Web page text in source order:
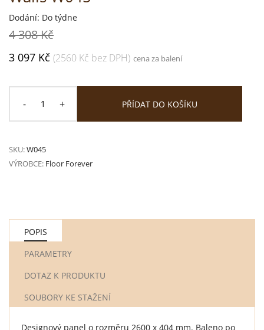
Dodání: Do týdne
4 308 Kč
3 097 Kč (2560 Kč bez DPH) cena za balení
- + PŘÍDAT DO KOŠÍKU
SKU:W045
VÝROBCE: Floor Forever
POPIS
PARAMETRY
DOTAZ K PRODUKTU
SOUBORY KE STAŽENÍ
Designový panel o rozměru 2600 x 404 mm. Baleno po